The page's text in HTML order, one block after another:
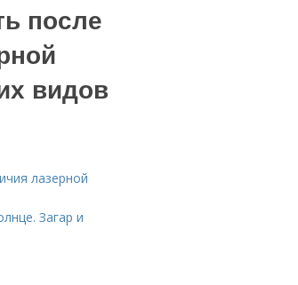
после
видов
лазерной
Загар и